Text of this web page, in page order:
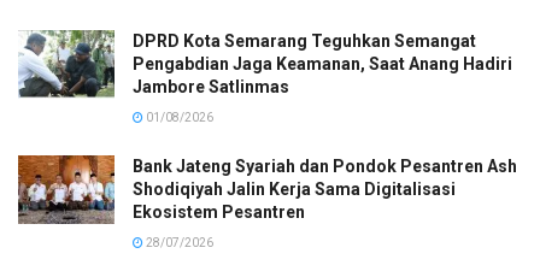
DPRD Kota Semarang Teguhkan Semangat
Pengabdian Jaga Keamanan, Saat Anang Hadiri
Jambore Satlinmas
01/08/2026
Bank Jateng Syariah dan Pondok Pesantren Ash
Shodiqiyah Jalin Kerja Sama Digitalisasi
Ekosistem Pesantren
28/07/2026